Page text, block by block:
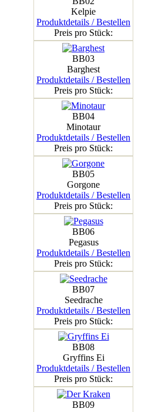
Kelpie
Produktdetails / Bestellen
Preis pro Stück:
BB03
Barghest
Produktdetails / Bestellen
Preis pro Stück:
BB04
Minotaur
Produktdetails / Bestellen
Preis pro Stück:
BB05
Gorgone
Produktdetails / Bestellen
Preis pro Stück:
BB06
Pegasus
Produktdetails / Bestellen
Preis pro Stück:
BB07
Seedrache
Produktdetails / Bestellen
Preis pro Stück:
BB08
Gryffins Ei
Produktdetails / Bestellen
Preis pro Stück:
BB09